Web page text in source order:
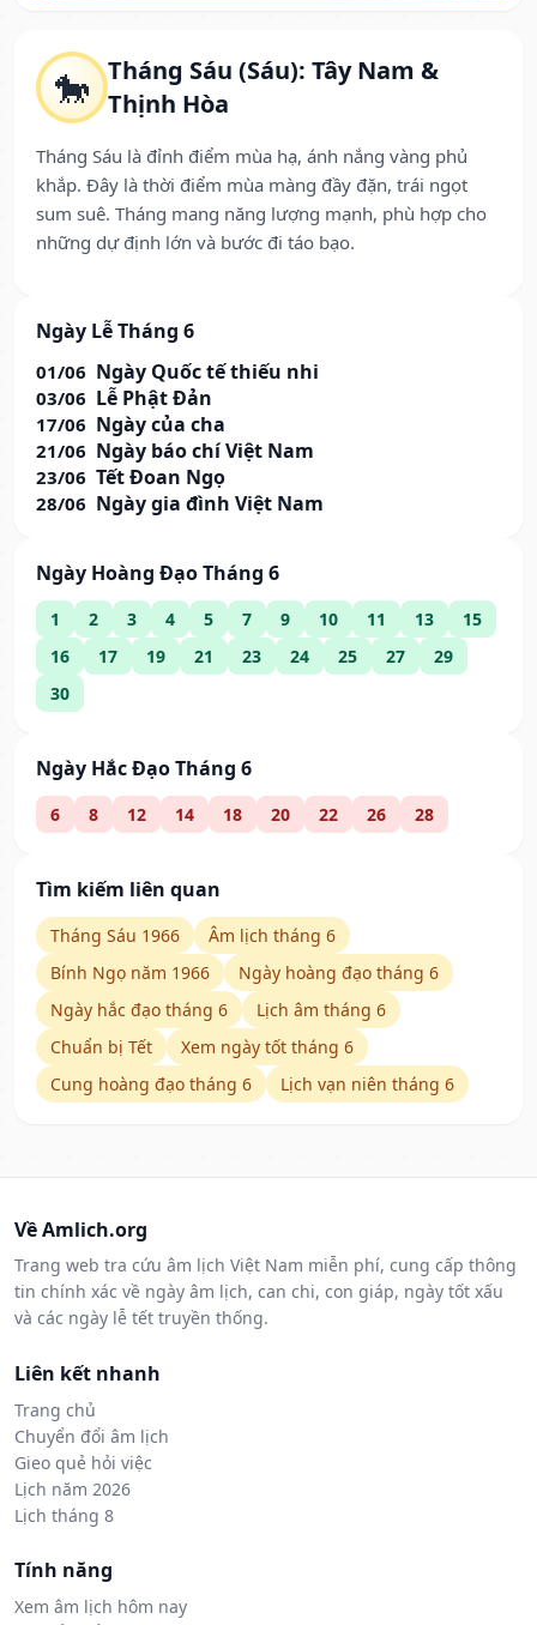
🐎 Tháng Sáu (Sáu): Tây Nam &
Thịnh Hòa
Tháng Sáu là đỉnh điểm mùa hạ, ánh nắng vàng phủ
khắp. Đây là thời điểm mùa màng đầy đặn, trái ngọt
sum suê. Tháng mang năng lượng mạnh, phù hợp cho
những dự định lớn và bước đi táo bạo.
Ngày Lễ Tháng 6
01/06 Ngày Quốc tế thiếu nhi
03/06 Lễ Phật Đản
17/06 Ngày của cha
21/06 Ngày báo chí Việt Nam
23/06 Tết Đoan Ngọ
28/06 Ngày gia đình Việt Nam
Ngày Hoàng Đạo Tháng 6
1 2 3 4 5 7 9 10 11 13
15
16
17 19 21 23 24 25 27
29
30
Ngày Hắc Đạo Tháng 6
6 8 12 14 18 20 22 26 28
Tìm kiếm liên quan
Tháng Sáu 1966
Âm lịch tháng 6
Bính Ngọ năm 1966
Ngày hoàng đạo tháng 6
Ngày hắc đạo tháng 6
Lịch âm tháng 6
Chuẩn bị Tết
Xem ngày tốt tháng 6
Cung hoàng đạo tháng 6
Lịch vạn niên tháng 6
Về Amlich.org
Trang web tra cứu âm lịch Việt Nam miễn phí, cung cấp thông
tin chính xác về ngày âm lịch, can chi, con giáp, ngày tốt xấu
và các ngày lễ tết truyền thống.
Liên kết nhanh
Trang chủ
Chuyển đổi âm lịch
Gieo quẻ hỏi việc
Lịch năm 2026
Lịch tháng 8
Tính năng
Xem âm lịch hôm nay